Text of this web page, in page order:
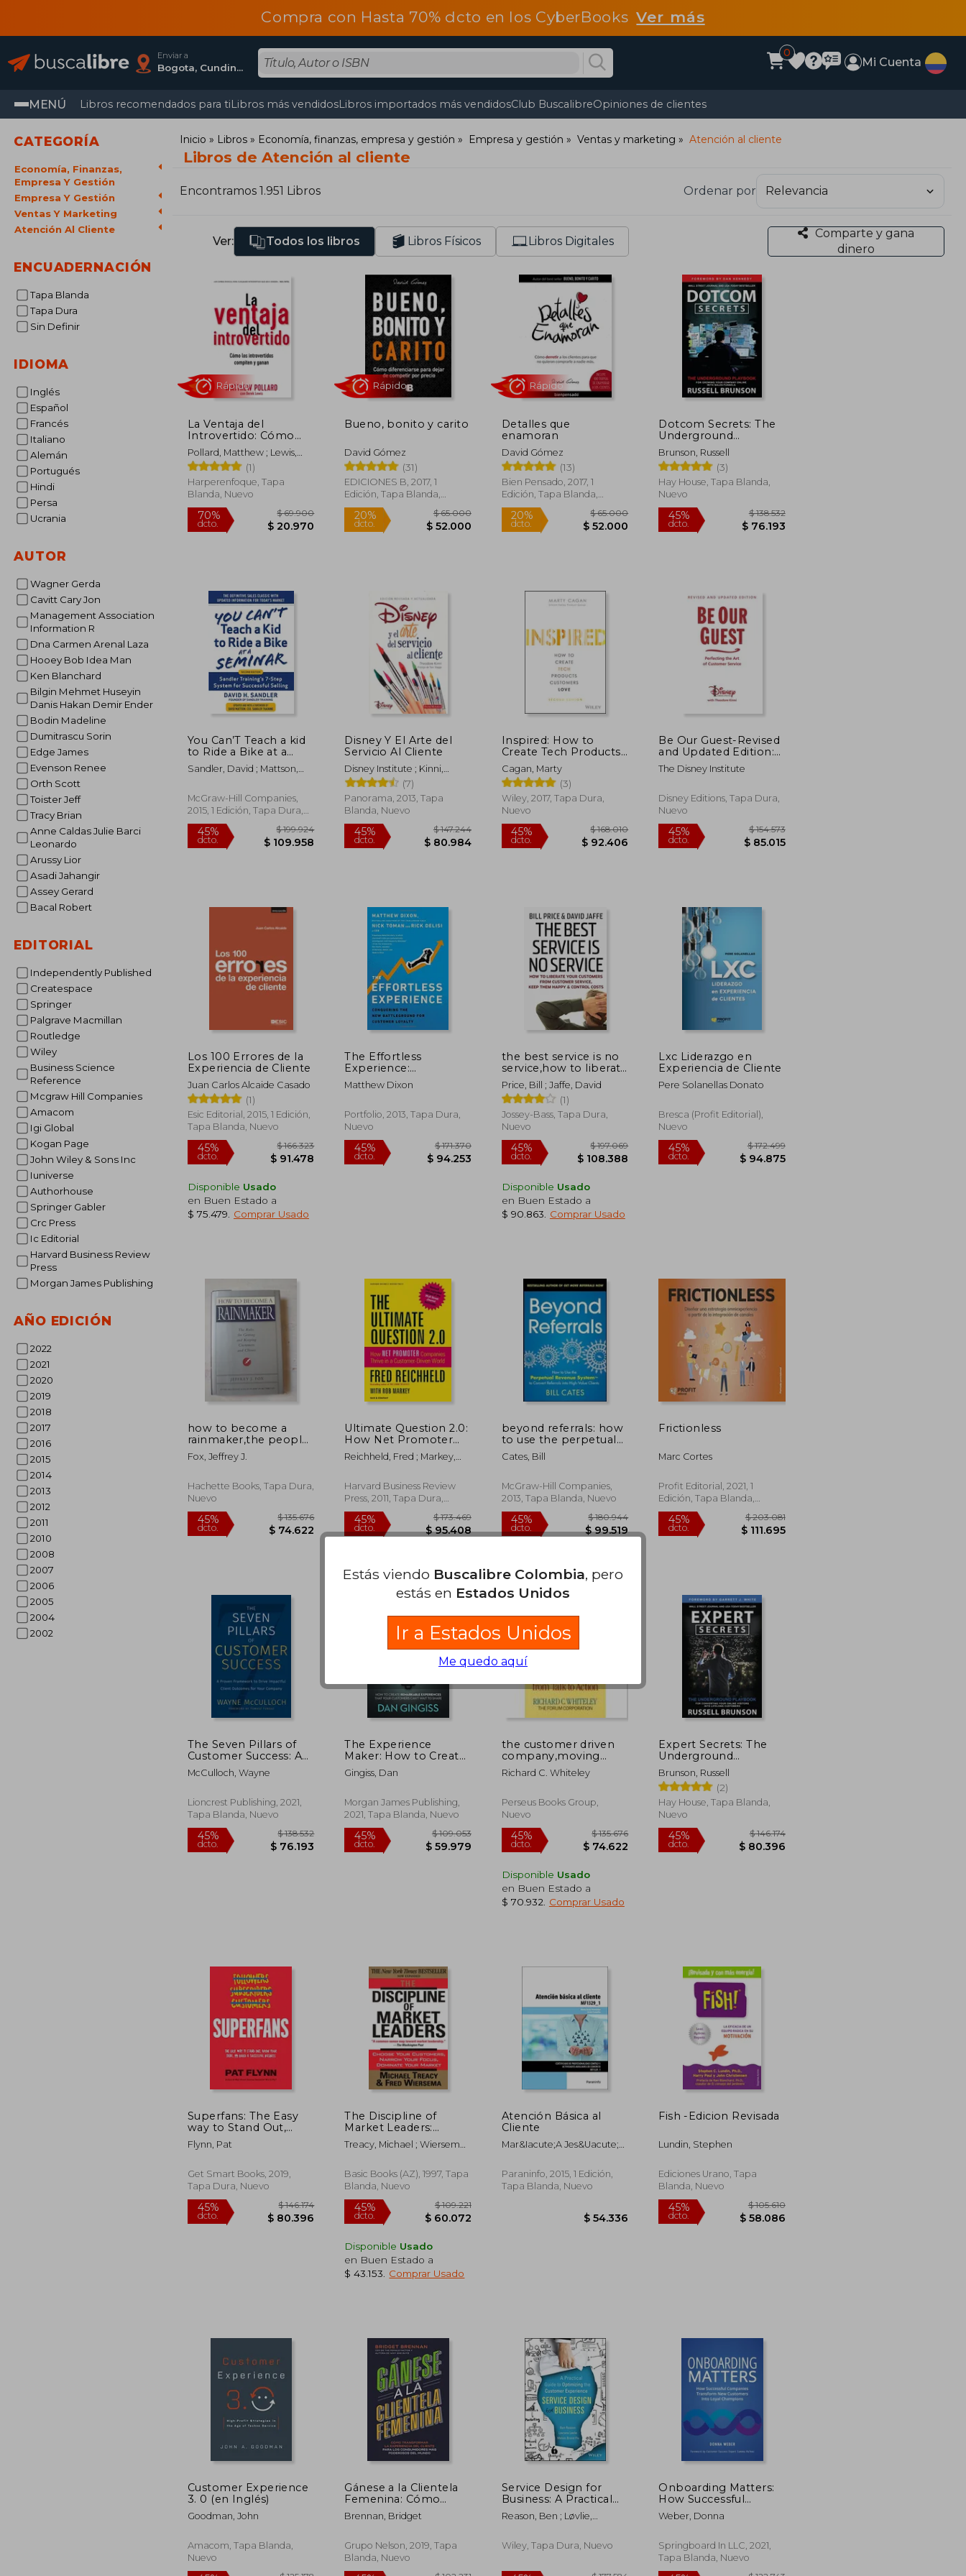
Compra con Hasta 70% dcto en los CyberBooksVer más
Enviar a
Bogota, Cundinamarca
0
Mi Cuenta
MENÚ Libros recomendados para tiLibros más vendidosLibros importados más vendidosClub BuscalibreOpiniones de clientes
CATEGORÍA
Economía, Finanzas,
Empresa Y Gestión
Empresa Y Gestión
Ventas Y Marketing
Atención Al Cliente
ENCUADERNACIÓN
Tapa Blanda
Tapa Dura
Sin Definir
IDIOMA
Inglés
Español
Francés
Italiano
Alemán
Portugués
Hindi
Persa
Ucrania
AUTOR
Wagner Gerda
Cavitt Cary Jon
Management Association
Information R
Dna Carmen Arenal Laza
Hooey Bob Idea Man
Ken Blanchard
Bilgin Mehmet Huseyin
Danis Hakan Demir Ender
Bodin Madeline
Dumitrascu Sorin
Edge James
Evenson Renee
Orth Scott
Toister Jeff
Tracy Brian
Anne Caldas Julie Barci
Leonardo
Arussy Lior
Asadi Jahangir
Assey Gerard
Bacal Robert
EDITORIAL
Independently Published
Createspace
Springer
Palgrave Macmillan
Routledge
Wiley
Business Science
Reference
Mcgraw Hill Companies
Amacom
Igi Global
Kogan Page
John Wiley & Sons Inc
Iuniverse
Authorhouse
Springer Gabler
Crc Press
Ic Editorial
Harvard Business Review
Press
Morgan James Publishing
AÑO EDICIÓN
2022
2021
2020
2019
2018
2017
2016
2015
2014
2013
2012
2011
2010
2008
2007
2006
2005
2004
2002
Inicio Libros Economía, finanzas, empresa y gestión Empresa y gestión Ventas y marketing Atención al cliente
Libros de Atención al cliente
Encontramos 1.951 Libros Ordenar por
Ver: Todos los libros Libros Físicos Libros Digitales
Comparte y gana
dinero
La Ventaja del
Introvertido: Cómo
Los Introvertidos
Compiten Y Ganan
Pollard, Matthew ; Lewis,
Derek
(1)
Harperenfoque, Tapa
Blanda, Nuevo
Rápido Bueno, bonito y carito
David Gómez
(31)
EDICIONES B, 2017, 1
Edición, Tapa Blanda,
Nuevo
Rápido
Detalles que
enamoran
David Gómez
(13)
Bien Pensado, 2017, 1
Edición, Tapa Blanda,
Nuevo
Dotcom Secrets: The
Underground
Playbook for Growing
Your Company Online
With Sales Funnels (en
Inglés)
Brunson, Russell
(3)
Hay House, Tapa Blanda,
Nuevo
You Can’T Teach a kid
to Ride a Bike at a
Seminar, 2nd Edition:
Sandler Training’S 7-
Successful Selling (en
Inglés)
Sandler, David ; Mattson,
McGraw-Hill Companies,
2015, 1 Edición, Tapa Dura,
Nuevo
Disney Y El Arte del
Servicio Al Cliente
Disney Institute ; Kinni,
Theodore
(7)
Panorama, 2013, Tapa
Blanda, Nuevo
45%
dcto.
Inspired: How to
Create Tech Products
Customers Love
(Silicon Valley Product
Group) (en Inglés)
Cagan, Marty
(3)
Wiley, 2017, Tapa Dura,
Nuevo
45%
dcto.
$ 168.010
$ 92.406
Be Our Guest-Revised
and Updated Edition:
Perfecting the Art of
Customer Service (en
The Disney Institute
Disney Editions, Tapa Dura,
Nuevo
Los 100 Errores de la
Experiencia de Cliente
Juan Carlos Alcaide Casado
(1)
Esic Editorial, 2015, 1 Edición,
Tapa Blanda, Nuevo
45%
Disponible Usado
en Buen Estado a
$ 75.479
Comprar Usado
The Effortless
Experience:
Conquering the new
Battleground for
Inglés)
Matthew Dixon
Portfolio, 2013, Tapa Dura,
Nuevo
45%
dcto.
the best service is no
service,how to liberate
your customers from
customer service,
keep them happy,
and control costs (en
Inglés)
Price, Bill ; Jaffe, David
(1)
Jossey-Bass, Tapa Dura,
Nuevo
45%
dcto. $ 108.388
Disponible Usado
en Buen Estado a
$ 90.863
Comprar Usado
Lxc Liderazgo en
Experiencia de Cliente
Pere Solanellas Donato
Bresca (Profit Editorial),
Nuevo
45%
how to become a
rainmaker,the people
who get and keep
customers (en Inglés)
Fox, Jeffrey J.
Hachette Books, Tapa Dura,
Nuevo
45%
dcto.
$ 135.676
Ultimate Question 2.0:
How Net Promoter
Companies Thrive in a
Customer-Driven
Expanded) (en Inglés)
Reichheld, Fred ; Markey,
Harvard Business Review
Press, 2011, Tapa Dura,
Nuevo
45%
dcto.
$ 173.469
beyond referrals: how
to use the perpetual
revenue system to
convert referrals into
Inglés)
Cates, Bill
McGraw-Hill Companies,
2013, Tapa Blanda, Nuevo
45%
dcto.
$ 180.944
$ 99.519
Frictionless
Marc Cortes
Profit Editorial, 2021, 1
Edición, Tapa Blanda,
Nuevo
45%
dcto.
The Seven Pillars of
Customer Success: A
Proven Framework to
Drive Impactful Client
Company (en Inglés)
McCulloch, Wayne
Lioncrest Publishing, 2021,
Tapa Blanda, Nuevo
45%
dcto.
The Experience
Maker: How to Create
Remarkable
Experiences That Your
to Share (en Inglés)
Gingiss, Dan
Morgan James Publishing,
2021, Tapa Blanda, Nuevo
45%
dcto.
$ 109.053
$ 59.979
the customer driven
company,moving
from talk to action
Richard C. Whiteley
Perseus Books Group,
Nuevo
45%
dcto.
$ 135.676
Disponible Usado
en Buen Estado a
$ 70.932
Comprar Usado
Expert Secrets: The
Underground
Playbook for
Converting Your
Online Visitors Into
Lifelong Customers
(en Inglés)
Brunson, Russell
(2)
Hay House, Tapa Blanda,
Nuevo
45%
Superfans: The Easy
way to Stand Out,
Grow Your Tribe, and
Build a Successful
Flynn, Pat
Get Smart Books, 2019,
Tapa Dura, Nuevo
45%
dcto.
The Discipline of
Market Leaders:
Choose Your
Customers, Narrow
Your Market (en
Inglés)
Treacy, Michael ; Wiersema,
Basic Books (AZ), 1997, Tapa
Blanda, Nuevo
45%
dcto.
Disponible Usado
en Buen Estado a
$ 43.153
Comprar Usado
Atención Básica al
Cliente
Mar&Iacute;A Jes&Uacute;S
Hern&Aacute;Ndez; Gema
Campi&Ntilde;A
Dom&Iacute;Nguez
Paraninfo, 2015, 1 Edición,
Tapa Blanda, Nuevo
$ 54.336
Fish -Edicion Revisada
Lundin, Stephen
Ediciones Urano, Tapa
Blanda, Nuevo
45%
dcto.
Customer Experience
3. 0 (en Inglés)
Goodman, John
Amacom, Tapa Blanda,
Nuevo
Gánese a la Clientela
Femenina: Cómo
Transformar la
Experiencia del Cliente
más Poderosos del
Mundo
Brennan, Bridget
Grupo Nelson, 2019, Tapa
Blanda, Nuevo
Service Design for
Business: A Practical
Guide to Optimizing
the Customer
Reason, Ben ; Løvlie,
Wiley, Tapa Dura, Nuevo
Onboarding Matters:
How Successful
Companies Transform
new Customers Into
Inglés)
Weber, Donna
Springboard In LLC, 2021,
Tapa Blanda, Nuevo
Estás viendo Buscalibre Colombia, pero
estás en Estados Unidos
Ir a Estados Unidos
Me quedo aquí